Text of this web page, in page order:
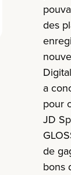
des
a
pour
JD
de
bons